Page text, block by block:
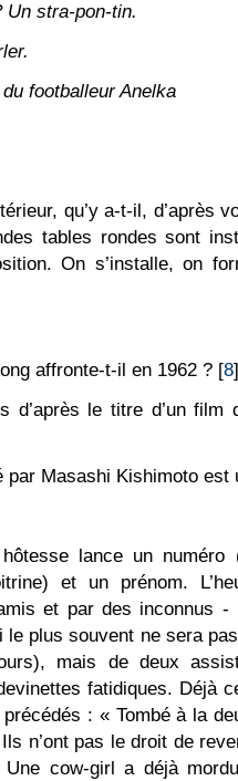
stra-pon-tin.
footballeur Anelka
qu’y a-t-il, d’après
tables rondes sont
On s’installe, on
affronte-t-il en 1962 ? [8]
d’après le titre d’un film
par Masashi Kishimoto
hôtesse lance un
et un prénom.
et par des inconnus
le plus souvent ne sera
mais de deux
fatidiques. Déjà
: « Tombé à la
n’ont pas le droit de
Une cow-girl a déjà